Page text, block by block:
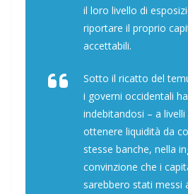
il loro livello di
riportare il proprio
accettabili.
Sotto il ricatto del
i governi occidentali
indebitandosi – a
ottenere liquidità da
stesse banche, nella
convinzione che i
sarebbero stati messi